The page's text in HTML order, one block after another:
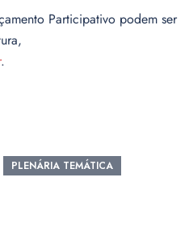
Participativo podem ser
.
PLENÁRIA TEMÁTICA